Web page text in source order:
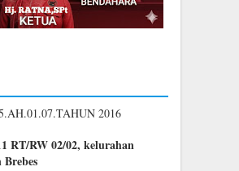
2016
RT/RW 02/02, kelurahan